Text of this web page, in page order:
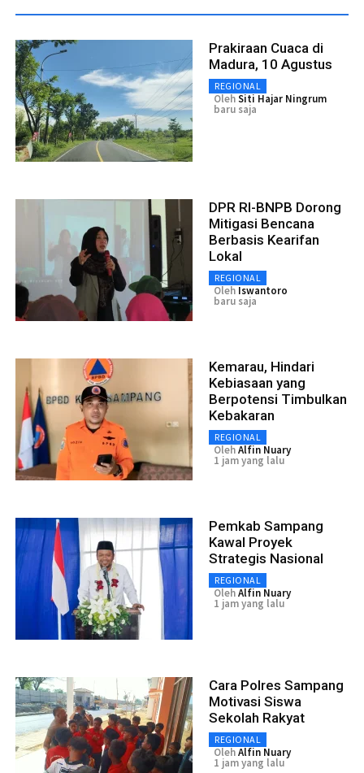
Prakiraan Cuaca di
Madura, 10 Agustus
REGIONAL
OlehSiti Hajar Ningrum
baru saja
DPR RI-BNPB Dorong
Mitigasi Bencana
Berbasis Kearifan
Lokal
REGIONAL
Oleh Iswantoro
baru saja
Kemarau, Hindari
Kebiasaan yang
Berpotensi Timbulkan
Kebakaran
REGIONAL
OlehAlfin Nuary
1 jam yang lalu
Pemkab Sampang
Kawal Proyek
Strategis Nasional
REGIONAL
OlehAlfin Nuary
1 jam yang lalu
Cara Polres Sampang
Motivasi Siswa
Sekolah Rakyat
REGIONAL
OlehAlfin Nuary
1 jam yang lalu